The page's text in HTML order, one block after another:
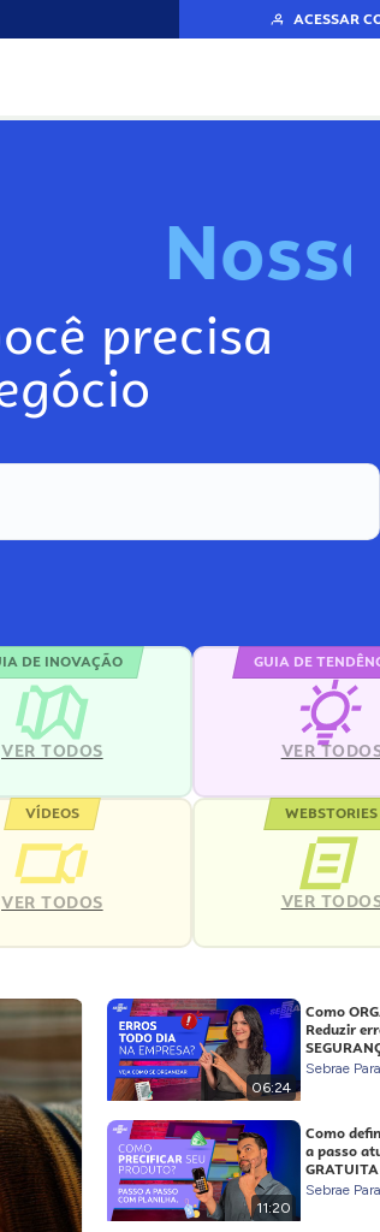
ACESSAR
Nosso
precisa
DE INOVAÇÃO
VER TODOS
GUIA DE
VER
VÍDEOS
VER TODOS
WEBSTORIES
VER
06:24
Como
Reduzir
Sebrae
11:20
Como
a passo
GRATUITA
Sebrae